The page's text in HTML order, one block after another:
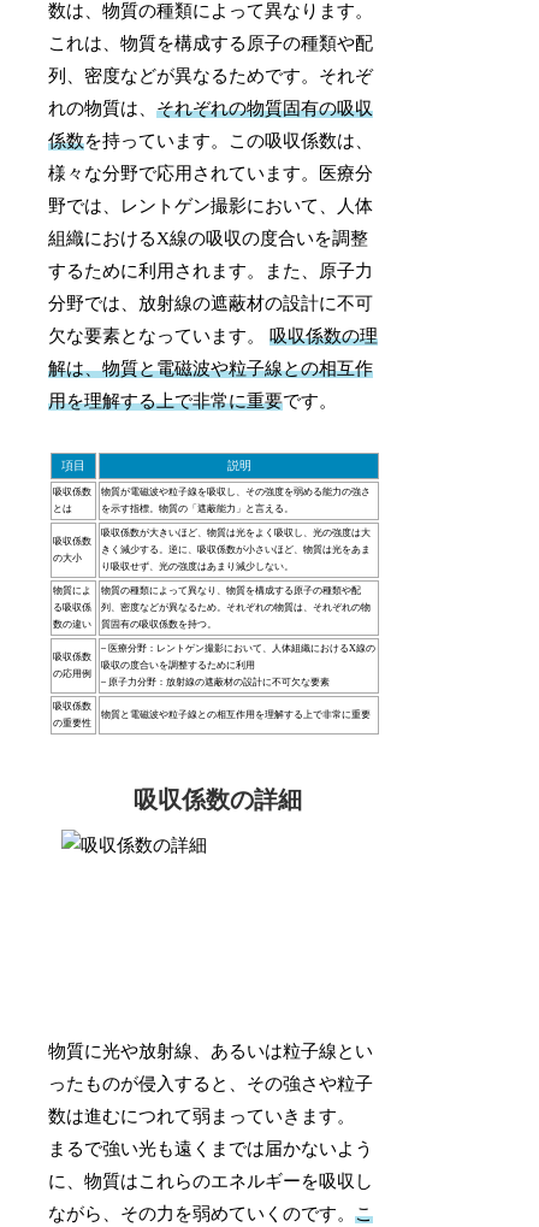
数は、物質の種類によって異なります。
これは、物質を構成する原子の種類や配
列、密度などが異なるためです。それぞ
れの物質は、それぞれの物質固有の吸収
係数を持っています。この吸収係数は、
様々な分野で応用されています。医療分
野では、レントゲン撮影において、人体
組織におけるX線の吸収の度合いを調整
するために利用されます。また、原子力
分野では、放射線の遮蔽材の設計に不可
欠な要素となっています。吸収係数の理
解は、物質と電磁波や粒子線との相互作
用を理解する上で非常に重要です。
項目 説明
吸収係数
とは
物質が電磁波や粒子線を吸収し、その強度を弱める能力の強さ
を示す指標。物質の「遮蔽能力」と言える。
吸収係数
の大小
吸収係数が大きいほど、物質は光をよく吸収し、光の強度は大
きく減少する。逆に、吸収係数が小さいほど、物質は光をあま
り吸収せず、光の強度はあまり減少しない。
物質によ
る吸収係
数の違い
物質の種類によって異なり、物質を構成する原子の種類や配
列、密度などが異なるため。それぞれの物質は、それぞれの物
質固有の吸収係数を持つ。
吸収係数
の応用例
– 医療分野：レントゲン撮影において、人体組織におけるX線の
吸収の度合いを調整するために利用
– 原子力分野：放射線の遮蔽材の設計に不可欠な要素
吸収係数
の重要性
物質と電磁波や粒子線との相互作用を理解する上で非常に重要
吸収係数の詳細
物質に光や放射線、あるいは粒子線とい
ったものが侵入すると、その強さや粒子
数は進むにつれて弱まっていきます。
まるで強い光も遠くまでは届かないよう
に、物質はこれらのエネルギーを吸収し
ながら、その力を弱めていくのです。こ